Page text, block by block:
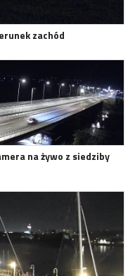
zachód
na żywo z siedziby